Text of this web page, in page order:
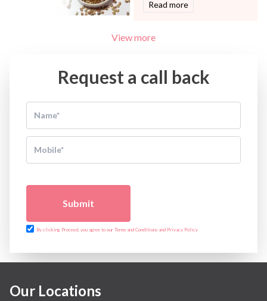
Read more
View more
Request a call back
Submit
By clicking Proceed, you agree to our Terms and Conditions and Privacy Policy
Our Locations